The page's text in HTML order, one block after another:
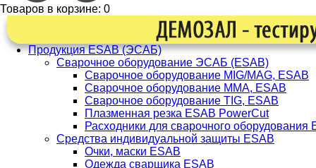
Товаров в корзине: 0
Продукция ESAB (ЭСАБ)
Сварочное оборудование ЭСАБ (ESAB)
Сварочное оборудование MIG/MAG, ESAB
Сварочное оборудование ММА, ESAB
Сварочное оборудование TIG, ESAB
Плазменная резка ESAB PowerCut
Расходники для сварочного оборудования
Средства индивидуальной защиты ESAB
Очки, маски ESAB
Одежда сварщика ESAB